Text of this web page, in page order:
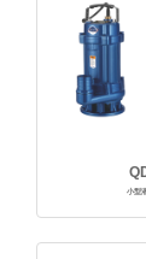
小型